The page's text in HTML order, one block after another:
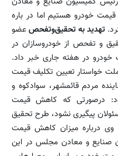
خودرو هستیم اما در باره
تهدید به تحقیق‌و‌تفحصعضو
و تفحص از خودروسازان در
در هفته جاری خبر داد.
خواستار تعیین تکلیف قیمت
مردم قائمشهر، سوادکوه و
درصورتی که کاهش قیمت
پیگیری نشود، طرح تحقیق
درباره میزان کاهش قیمت
صنایع و معادن مجلس در این